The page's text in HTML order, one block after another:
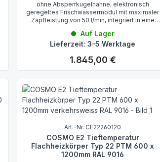
ohne Absperrkugelhähne, elektronisch
geregeltes Frischwassermodul mit maximaler
Zapfleistung von 50 l/min, integriert in eine
Wärmeverluste
Auf Lager
Lieferzeit: 3-5 Werktage
Regulärer Preis:
1.845,00 €
Art.-Nr. CE22260120
COSMO E2 Tieftemperatur
Flachheizkörper Typ 22 PTM 600 x
1200mm RAL 9016